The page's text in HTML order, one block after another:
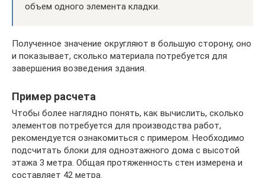
объем одного элемента кладки.
Полученное значение округляют в большую сторону, оно
и показывает, сколько материала потребуется для
завершения возведения здания.
Пример расчета
Чтобы более наглядно понять, как вычислить, сколько
элементов потребуется для производства работ,
рекомендуется ознакомиться с примером. Необходимо
подсчитать блоки для одноэтажного дома с высотой
этажа 3 метра. Общая протяженность стен измерена и
составляет 42 метра.